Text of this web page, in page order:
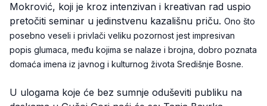
Mokrović, koji je kroz intenzivan i kreativan rad uspio
pretočiti seminar u jedinstvenu kazališnu priču. Ono što
posebno veseli i privlači veliku pozornost jest impresivan
popis glumaca, među kojima se nalaze i brojna, dobro poznata
domaća imena iz javnog i kulturnog života Središnje Bosne.
U ulogama koje će bez sumnje oduševiti publiku na